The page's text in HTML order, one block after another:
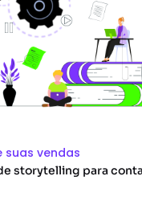
suas vendas
storytelling para